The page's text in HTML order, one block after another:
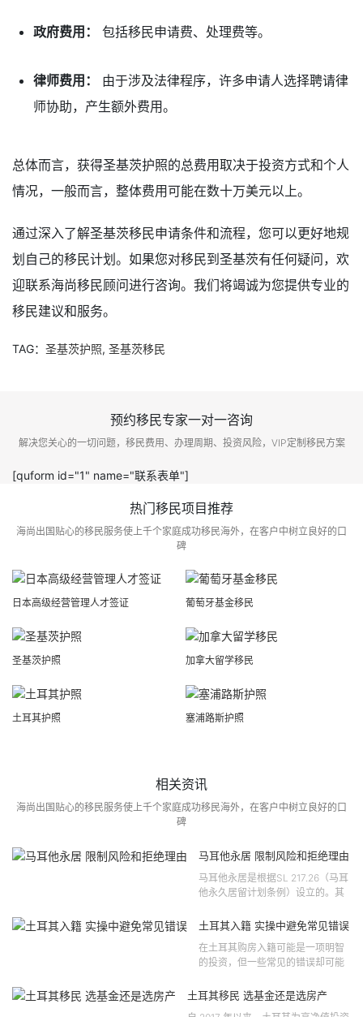
政府费用： 包括移民申请费、处理费等。
律师费用：
由于涉及法律程序，许多申请人选择聘请律
师协助，产生额外费用。
总体而言，获得圣基茨护照的总费用取决于投资方式和个人
情况，一般而言，整体费用可能在数十万美元以上。
通过深入了解圣基茨移民申请条件和流程，您可以更好地规
划自己的移民计划。如果您对移民到圣基茨有任何疑问，欢
迎联系海尚移民顾问进行咨询。我们将竭诚为您提供专业的
移民建议和服务。
TAG： 圣基茨护照, 圣基茨移民
预约移民专家一对一咨询
解决您关心的一切问题，移民费用、办理周期、投资风险，VIP定制移民方案
[quform id="1" name="联系表单"]
热门移民项目推荐
海尚出国贴心的移民服务使上千个家庭成功移民海外，在客户中树立良好的口
碑
日本高级经营管理人才签证 葡萄牙基金移民
圣基茨护照 加拿大留学移民
土耳其护照 塞浦路斯护照
相关资讯
海尚出国贴心的移民服务使上千个家庭成功移民海外，在客户中树立良好的口
碑
马耳他永居 限制风险和拒绝理由
马耳他永居是根据SL 217.26（马耳
他永久居留计划条例）设立的。其
121 号法律公告，并随后根据2024
土耳其入籍 实操中避免常见错误
在土耳其购房入籍可能是一项明智
的投资，但一些常见的错误却可能
失。许多投资者轻信营销宣传或不
土耳其移民 选基金还是选房产